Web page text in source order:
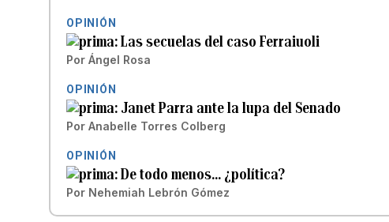
OPINIÓN
Las secuelas del caso Ferraiuoli
Por Ángel Rosa
OPINIÓN
Janet Parra ante la lupa del Senado
Por Anabelle Torres Colberg
OPINIÓN
De todo menos… ¿política?
Por Nehemiah Lebrón Gómez